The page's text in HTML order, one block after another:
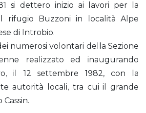
si dettero inizio ai lavori per la
rifugio Buzzoni in località Alpe
di Introbio.
numerosi volontari della Sezione
realizzato ed inaugurando
il 12 settembre 1982, con la
autorità locali, tra cui il grande